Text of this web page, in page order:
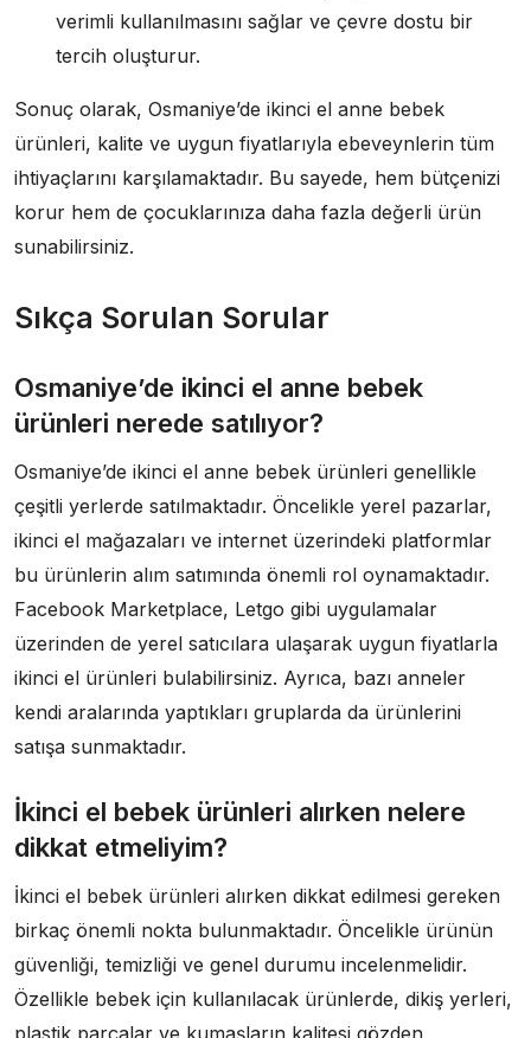
verimli kullanılmasını sağlar ve çevre dostu bir
tercih oluşturur.
Sonuç olarak, Osmaniye’de ikinci el anne bebek
ürünleri, kalite ve uygun fiyatlarıyla ebeveynlerin tüm
ihtiyaçlarını karşılamaktadır. Bu sayede, hem bütçenizi
korur hem de çocuklarınıza daha fazla değerli ürün
sunabilirsiniz.
Sıkça Sorulan Sorular
Osmaniye’de ikinci el anne bebek
ürünleri nerede satılıyor?
Osmaniye’de ikinci el anne bebek ürünleri genellikle
çeşitli yerlerde satılmaktadır. Öncelikle yerel pazarlar,
ikinci el mağazaları ve internet üzerindeki platformlar
bu ürünlerin alım satımında önemli rol oynamaktadır.
Facebook Marketplace, Letgo gibi uygulamalar
üzerinden de yerel satıcılara ulaşarak uygun fiyatlarla
ikinci el ürünleri bulabilirsiniz. Ayrıca, bazı anneler
kendi aralarında yaptıkları gruplarda da ürünlerini
satışa sunmaktadır.
İkinci el bebek ürünleri alırken nelere
dikkat etmeliyim?
İkinci el bebek ürünleri alırken dikkat edilmesi gereken
birkaç önemli nokta bulunmaktadır. Öncelikle ürünün
güvenliği, temizliği ve genel durumu incelenmelidir.
Özellikle bebek için kullanılacak ürünlerde, dikiş yerleri,
plastik parçalar ve kumaşların kalitesi gözden